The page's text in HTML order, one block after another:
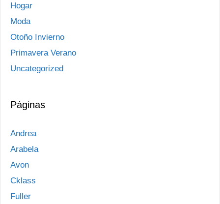
Hogar
Moda
Otoño Invierno
Primavera Verano
Uncategorized
Páginas
Andrea
Arabela
Avon
Cklass
Fuller